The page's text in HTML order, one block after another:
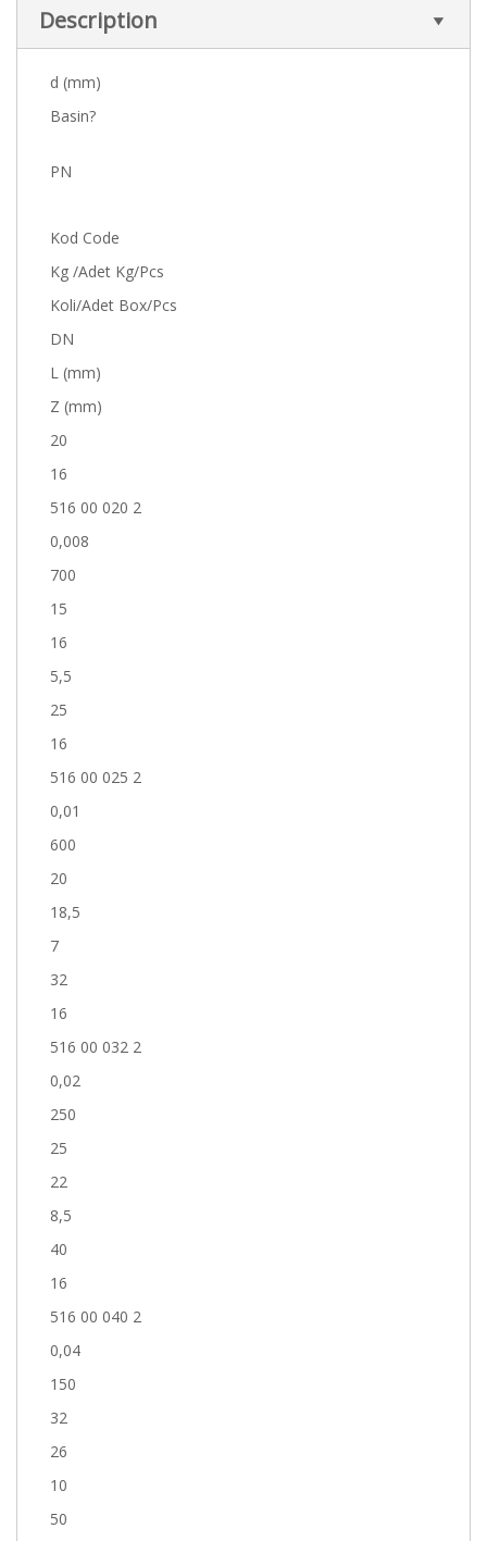
Description
d (mm)
Basin?
PN
Kod Code
Kg /Adet Kg/Pcs
Koli/Adet Box/Pcs
DN
L (mm)
Z (mm)
20
16
516 00 020 2
0,008
700
15
16
5,5
25
16
516 00 025 2
0,01
600
20
18,5
7
32
16
516 00 032 2
0,02
250
25
22
8,5
40
16
516 00 040 2
0,04
150
32
26
10
50